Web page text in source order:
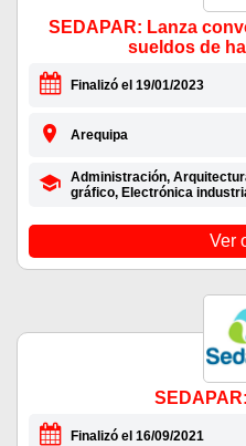
SEDAPAR: Lanza
sueldos de
Finalizó el 19/01/2023
Arequipa
Administración,
gráfico, Electrónica
Ver
Finalizó el 16/09/2021